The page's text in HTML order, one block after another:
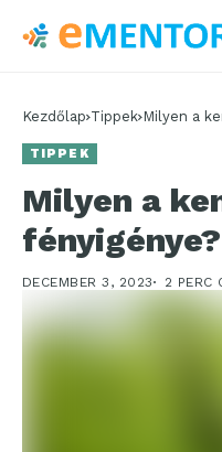
Kezdőlap Tippek Milyen a
TIPPEK
Milyen a
fényigénye?
DECEMBER 3, 2023 2 PERC